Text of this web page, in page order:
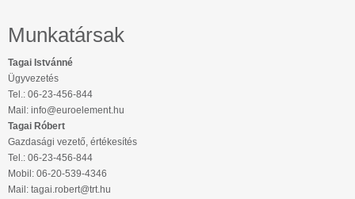
Munkatársak
Tagai Istvánné
Ügyvezetés
Tel.: 06-23-456-844
Mail: info@euroelement.hu
Tagai Róbert
Gazdasági vezető, értékesítés
Tel.: 06-23-456-844
Mobil: 06-20-539-4346
Mail: tagai.robert@trt.hu